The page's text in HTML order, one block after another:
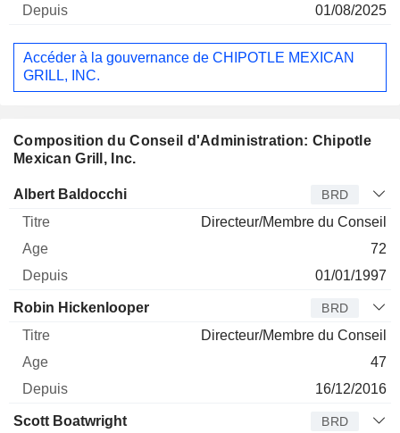
01/08/2025
Accéder à la gouvernance de CHIPOTLE MEXICAN
GRILL, INC.
Composition du Conseil d'Administration: Chipotle
Mexican Grill, Inc.
Administrateur Titre
Albert Baldocchi BRD
Directeur/Membre du Conseil
72
01/01/1997
Robin Hickenlooper BRD
Directeur/Membre du Conseil
47
16/12/2016
Scott Boatwright BRD